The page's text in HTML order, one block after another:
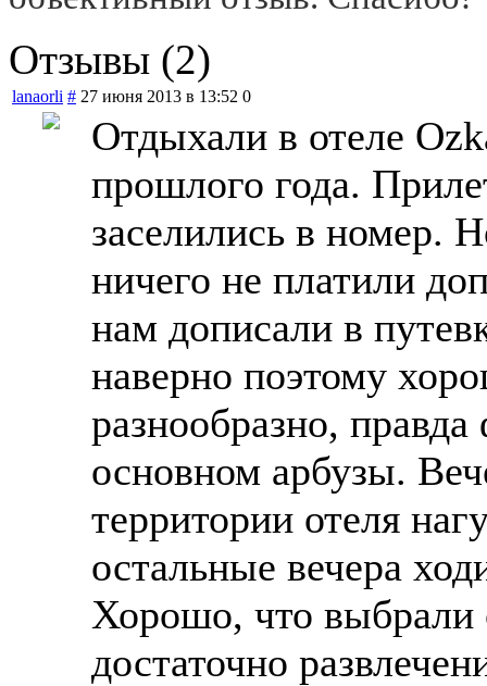
Отзывы (2)
lanaorli # 27 июня 2013 в 13:52 0
Отдыхали в отеле
прошлого года.
заселились в номер.
ничего не платили
нам дописали в
наверно поэтому
разнообразно,
основном арбузы.
территории отеля
остальные вечера
Хорошо, что выбрали
достаточно